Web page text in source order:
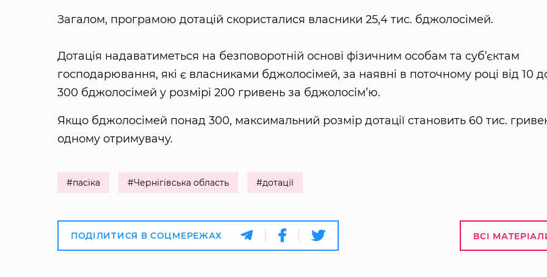
Загалом, програмою дотацій скористалися власники 25,4 тис. бджолосімей.
Дотація надаватиметься на безповоротній основі фізичним особам та суб’єктам
господарювання, які є власниками бджолосімей, за наявні в поточному році від 10
300 бджолосімей у розмірі 200 гривень за бджолосім’ю.
Якщо бджолосімей понад 300, максимальний розмір дотації становить 60 тис.
одному отримувачу.
#пасіка #Чернігівська область #дотації
ПОДІЛИТИСЯ В СОЦМЕРЕЖАХ ВСІ